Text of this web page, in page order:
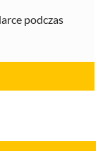
podczas